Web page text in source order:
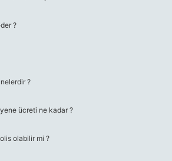
?
?
ücreti ne kadar ?
olabilir mi ?